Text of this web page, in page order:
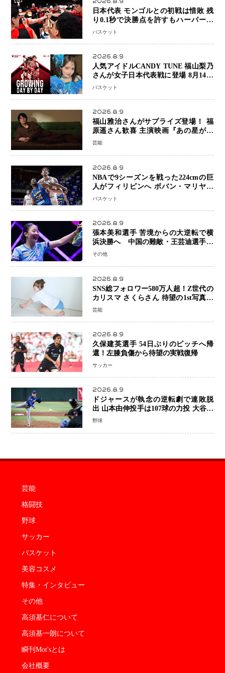
日本代表 モンゴルとの初戦は惜敗 残
り0.1秒で決勝点を許すもハーパージ
ュニア15得点 カーク18得点と存在感
バスケット
2026.8.9
人気アイドルCANDY TUNE 福山梨乃
さんが女子日本代表戦に登場 8月14日
「三井不動産カップ」でスペシャルゲ
バスケット
2026.8.9
福山雅治さんがサプライズ登場！ 福
原遥さん歓喜 主演映画『あの星が降
る丘で、君とまた出会いたい。』舞台
芸能
2026.8.9
NBAで9シーズンを戦った224cmの巨
人がフィリピンへ ボバン・マリヤノ
ビッチ ジョーンズカップで新たな挑
バスケット
2026.8.9
張本美和選手 苦境からの大逆転で横
浜決勝へ 中国の難敵・王芸迪選手を
撃破「ここからまた行くぞ」兄・智和
その他
2026.8.9
SNS総フォロワー580万人超！Z世代の
カリスマ さくらさん 待望の1st写真集
が11月5日発売決定 沖縄で“今しか残
芸能
2026.8.9
久保建英選手 54日ぶりのピッチへ帰
還！左膝負傷から待望の実戦復帰
サッカー
2026.8.9
ドジャースが執念の逆転劇で連敗脱
出 山本由伸投手は107球の力投 大谷翔
平選手が延長10回に勝利を呼び込む一
野球
芸能
格闘技
野球
サッカー
バスケット
美容コスメ
特集・インタビュー
その他
高須基仁について
高須基一朗について
瞬刊Mot'sとは
会社概要